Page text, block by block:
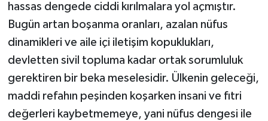
hassas dengede ciddi kırılmalara yol açmıştır.
Bugün artan boşanma oranları, azalan nüfus
dinamikleri ve aile içi iletişim kopuklukları,
devletten sivil topluma kadar ortak sorumluluk
gerektiren bir beka meselesidir. Ülkenin geleceği,
maddi refahın peşinden koşarken insani ve fıtri
değerleri kaybetmemeye, yani nüfus dengesi ile